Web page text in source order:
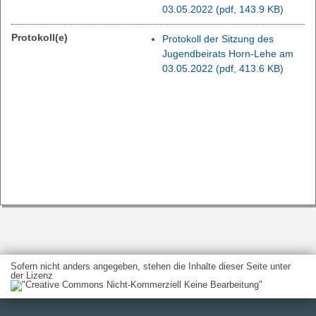
03.05.2022 (pdf, 143.9 KB)
Protokoll(e)
Protokoll der Sitzung des
Jugendbeirats Horn-Lehe am
03.05.2022 (pdf, 413.6 KB)
Sofern nicht anders angegeben, stehen die Inhalte dieser Seite unter
der Lizenz